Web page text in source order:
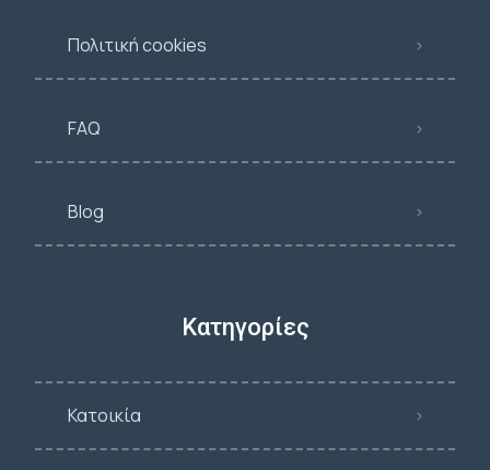
Πολιτική cookies
FAQ
Blog
Κατηγορίες
Κατοικία